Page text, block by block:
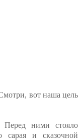
вот наша цель
Перед ними стояло
сарая и сказочной